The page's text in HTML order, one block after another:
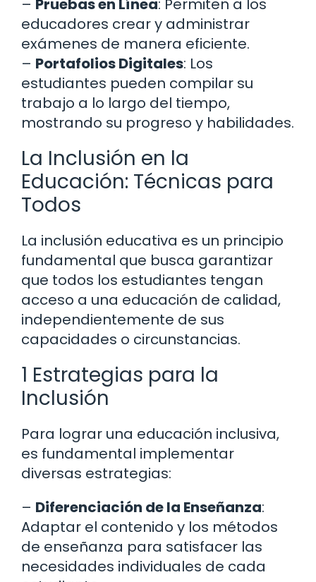
– Pruebas en Línea: Permiten a los
educadores crear y administrar
exámenes de manera eficiente.
– Portafolios Digitales: Los
estudiantes pueden compilar su
trabajo a lo largo del tiempo,
mostrando su progreso y habilidades.
La Inclusión en la
Educación: Técnicas para
Todos
La inclusión educativa es un principio
fundamental que busca garantizar
que todos los estudiantes tengan
acceso a una educación de calidad,
independientemente de sus
capacidades o circunstancias.
1 Estrategias para la
Inclusión
Para lograr una educación inclusiva,
es fundamental implementar
diversas estrategias:
– Diferenciación de la Enseñanza:
Adaptar el contenido y los métodos
de enseñanza para satisfacer las
necesidades individuales de cada